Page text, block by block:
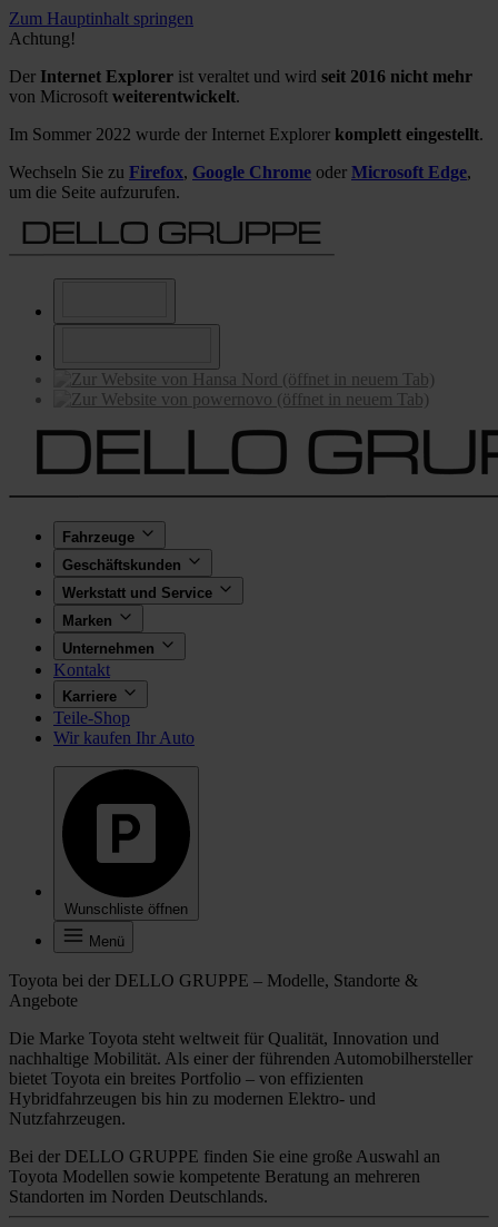
Zum Hauptinhalt springen
Achtung!
Der Internet Explorer ist veraltet und wird seit 2016 nicht mehr
von Microsoft weiterentwickelt.
Im Sommer 2022 wurde der Internet Explorer komplett eingestellt.
Wechseln Sie zu Firefox, Google Chrome oder Microsoft Edge,
um die Seite aufzurufen.
Fahrzeuge
Geschäftskunden
Werkstatt und Service
Marken
Unternehmen
Kontakt
Karriere
Teile-Shop
Wir kaufen Ihr Auto
Wunschliste öffnen
Menü
Toyota bei der DELLO GRUPPE – Modelle, Standorte &
Angebote
Die Marke Toyota steht weltweit für Qualität, Innovation und
nachhaltige Mobilität. Als einer der führenden Automobilhersteller
bietet Toyota ein breites Portfolio – von effizienten
Hybridfahrzeugen bis hin zu modernen Elektro- und
Nutzfahrzeugen.
Bei der DELLO GRUPPE finden Sie eine große Auswahl an
Toyota Modellen sowie kompetente Beratung an mehreren
Standorten im Norden Deutschlands.